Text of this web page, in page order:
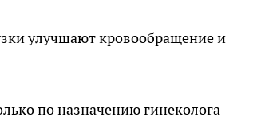
улучшают кровообращение и
по назначению гинеколога